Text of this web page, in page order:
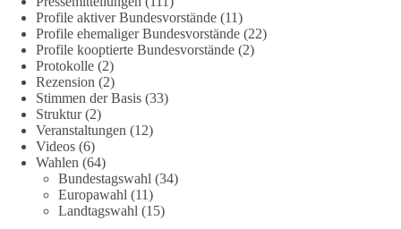
Die Landtagswahl 2026 in Sachsen-Anhalt findet am 6.
September statt. Die Inhalte stehen – jetzt müssen sie gesehen,
geteilt und diskutiert werden.
Folge unseren Kanälen:
Facebook:
https://www.facebook.com/groups/diebasissachsenanhalt/
Instragram:
https://www.instagram.com/die_basis_sachsen_anhalt/
Tiktok: https://www.tiktok.com/@diebasis_sachsenanhalt
Profile aktiver Bundesvorstände (11)
Profile ehemaliger Bundesvorstände (22)
Profile kooptierte Bundesvorstände (2)
Protokolle (2)
Rezension (2)
Stimmen der Basis (33)
Struktur(2)
Veranstaltungen (12)
Videos (6)
Wahlen (64)
Bundestagswahl (34)
Europawahl (11)
Landtagswahl (15)